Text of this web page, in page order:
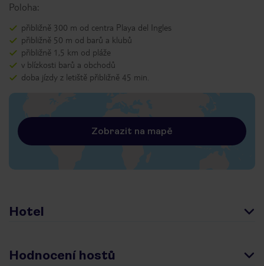
Poloha:
přibližně 300 m od centra Playa del Ingles
přibližně 50 m od barů a klubů
přibližně 1,5 km od pláže
v blízkosti barů a obchodů
doba jízdy z letiště přibližně 45 min.
Zobrazit na mapě
Hotel
Hodnocení hostů